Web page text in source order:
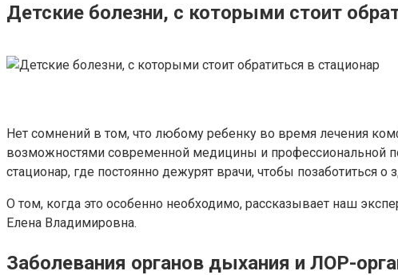
Детские болезни, с которыми стоит
Нет сомнений в том, что любому ребенку во время лечения
возможностями современной медицины и профессиональной
стационар, где постоянно дежурят врачи, чтобы позаботиться
О том, когда это особенно необходимо, рассказывает наш
Елена Владимировна.
Заболевания органов дыхания и ЛОР-